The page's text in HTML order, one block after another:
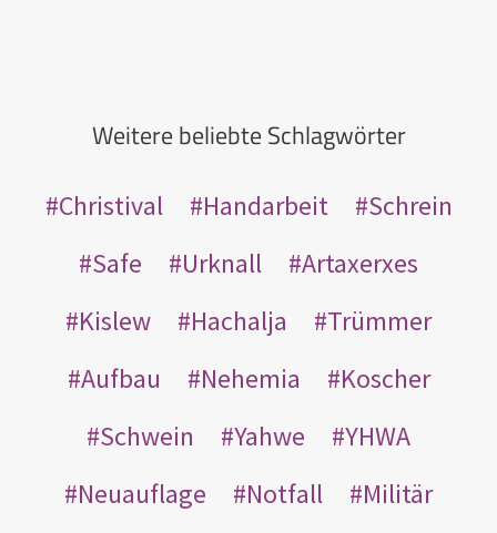
Weitere beliebte Schlagwörter
Christival Handarbeit
Schrein
Safe
Urknall
Artaxerxes
Kislew
Hachalja
Trümmer
Aufbau
Nehemia
Koscher
Schwein
Yahwe
YHWA
Neuauflage
Notfall
Militär